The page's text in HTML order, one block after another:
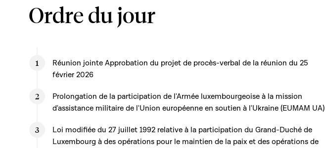
Ordre du jour
Réunion jointe Approbation du projet de procès-verbal de la réunion du 25
février 2026
Prolongation de la participation de l'Armée luxembourgeoise à la mission
d'assistance militaire de l'Union européenne en soutien à l'Ukraine (EUMAM UA)
Loi modifiée du 27 juillet 1992 relative à la participation du Grand-Duché de
Luxembourg à des opérations pour le maintien de la paix et des opérations de